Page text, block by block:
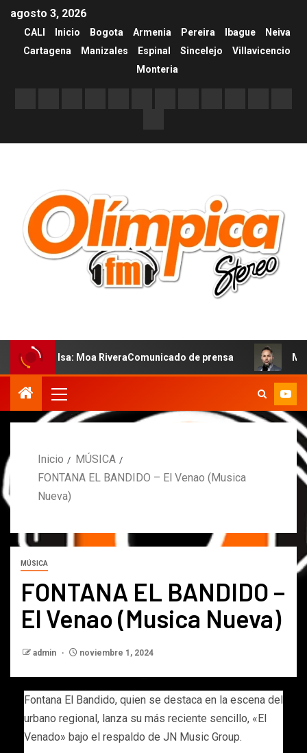
agosto 3, 2026
CALI Inicio Bogota Armenia Pereira Ibague
Neiva
Cartagena
Manizales Espinal Sincelejo
Villavicencio
Monteria
RiveraComunicado de prensa MARCOS PETRO
Inicio
MÚSICA
FONTANA EL BANDIDO – El Venao (Musica
Nueva)
MÚSICA
FONTANA EL BANDIDO –
El Venao (Musica Nueva)
admin noviembre 1, 2024
Fontana El Bandido, quien se destaca en la escena del
urbano regional, lanza su más reciente sencillo, «El
Venado» bajo el respaldo de JN Music Group.